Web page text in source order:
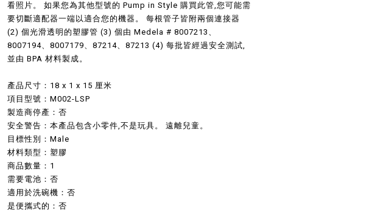
看照片。 如果您為其他型號的 Pump in Style 購買此管,您可能需
要切斷適配器一端以適合您的機器。 每根管子皆附兩個連接器
(2) 個光滑透明的塑膠管 (3) 個由 Medela # 8007213、
8007194、8007179、87214、87213 (4) 每批皆經過安全測試,
並由 BPA 材料製成。
產品尺寸：‎18 x 1 x 15 厘米
項目型號：‎‎M002-LSP
製造商停產：‎否
安全警告：‎本產品包含小零件,不是玩具。 遠離兒童。
目標性別：‎‎Male
材料類型：‎‎塑膠
商品數量：‎‎1
需要電池：‎‎否
適用於洗碗機：‎‎否
是便攜式的：‎‎否